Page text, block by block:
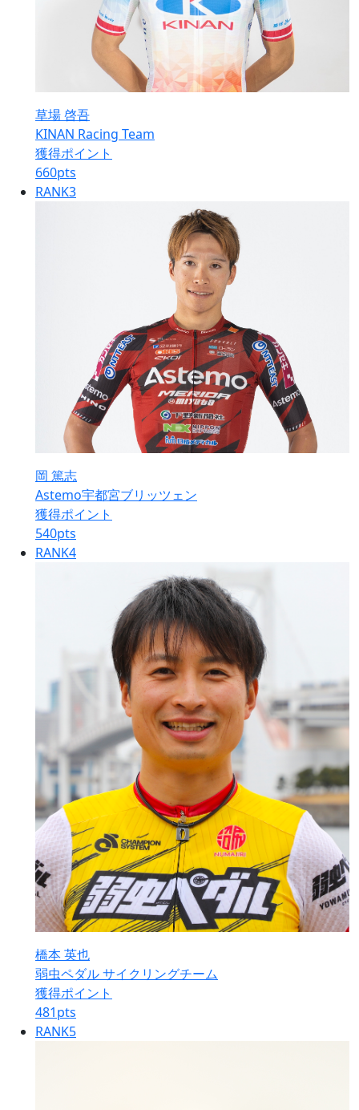
草場 啓吾
KINAN Racing Team
獲得ポイント
660pts
RANK3
岡 篤志
Astemo宇都宮ブリッツェン
獲得ポイント
540pts
RANK4
橋本 英也
弱虫ペダル サイクリングチーム
獲得ポイント
481pts
RANK5